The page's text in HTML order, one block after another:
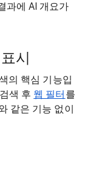
과에 AI 개요가
시
의 핵심 기능입
색 후 웹 필터 를
같은 기능 없이